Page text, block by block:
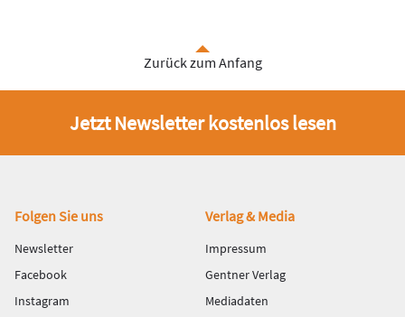
Zurück zum Anfang
Jetzt Newsletter kostenlos lesen
Fußbereich
Folgen Sie uns
Newsletter
Facebook
Instagram
Verlag & Media
Impressum
Gentner Verlag
Mediadaten